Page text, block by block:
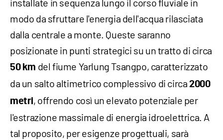
installate in sequenza lungo il corso fluviale in
modo da sfruttare l'energia dell'acqua rilasciata
dalla centrale a monte. Queste saranno
posizionate in punti strategici su un tratto di circa
50 km del fiume Yarlung Tsangpo, caratterizzato
da un salto altimetrico complessivo di circa2000
metri, offrendo così un elevato potenziale per
l'estrazione massimale di energia idroelettrica. A
tal proposito, per esigenze progettuali, sarà